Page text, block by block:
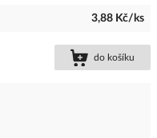
3,88 Kč/ks
do košíku